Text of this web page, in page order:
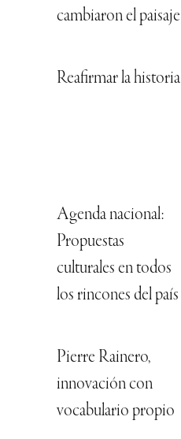
cambiaron el paisaje
Reafirmar la historia
Agenda nacional:
Propuestas
culturales en todos
los rincones del país
Pierre Rainero,
innovación con
vocabulario propio